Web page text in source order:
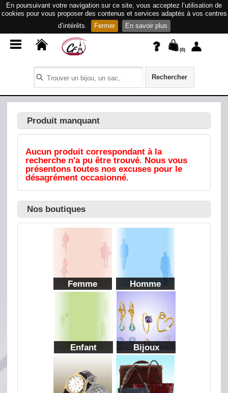
En poursuivant votre navigation sur ce site, vous acceptez l’utilisation de
cookies pour vous proposer des contenus et services adaptés à vos centres
d’intérêts.
Fermer En savoir plus
(0)
Rechercher
Produit manquant
Aucun produit correspondant à la
recherche n'a pu être trouvé. Nous vous
présentons toutes nos excuses pour le
désagrément occasionné.
Nos boutiques
Femme Homme
Enfant Bijoux